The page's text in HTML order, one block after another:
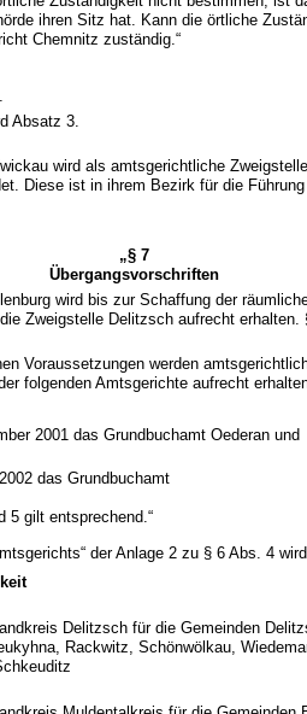
ihren Sitz hat. Kann die örtliche
Chemnitz zuständig.“
Absatz 3.
wird als amtsgerichtliche
Diese ist in ihrem Bezirk für die
„§ 7
Übergangsvorschriften
wird bis zur Schaffung der
Zweigstelle Delitzsch aufrecht
Voraussetzungen werden
folgenden Amtsgerichte aufrecht
2001 das Grundbuchamt Oederan und
das Grundbuchamt
5 gilt entsprechend.“
der Anlage 2 zu § 6 Abs. 4
Delitzsch für die Gemeinden
Rackwitz, Schönwölkau,